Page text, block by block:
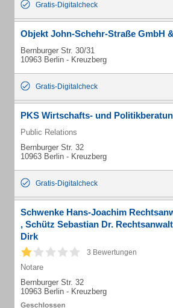
Gratis-Digitalcheck
Objekt John-Schehr-Straße GmbH
Bernburger Str. 30/31
10963 Berlin - Kreuzberg
Gratis-Digitalcheck
PKS Wirtschafts- und
Public Relations
Bernburger Str. 32
10963 Berlin - Kreuzberg
Gratis-Digitalcheck
Schwenke Hans-Joachim
, Schütz Sebastian Dr.
Dirk
3 Bewertungen
Notare
Bernburger Str. 32
10963 Berlin - Kreuzberg